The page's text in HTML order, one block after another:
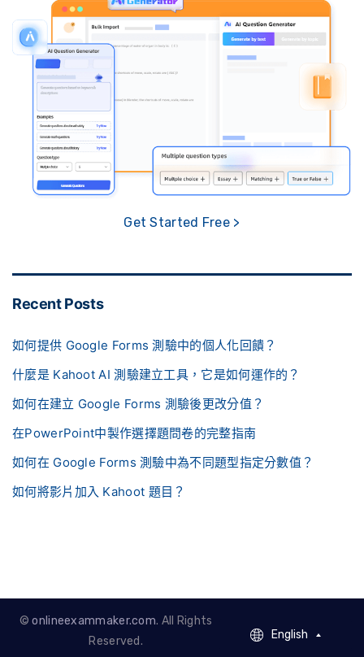
Get Started Free >
Recent Posts
如何提供 Google Forms 測驗中的個人化回饋？
什麼是 Kahoot AI 測驗建立工具，它是如何運作的？
如何在建立 Google Forms 測驗後更改分值？
在PowerPoint中製作選擇題問卷的完整指南
如何在 Google Forms 測驗中為不同題型指定分數值？
如何將影片加入 Kahoot 題目？
©onlineexammaker.com. All Rights
Reserved.
English
English